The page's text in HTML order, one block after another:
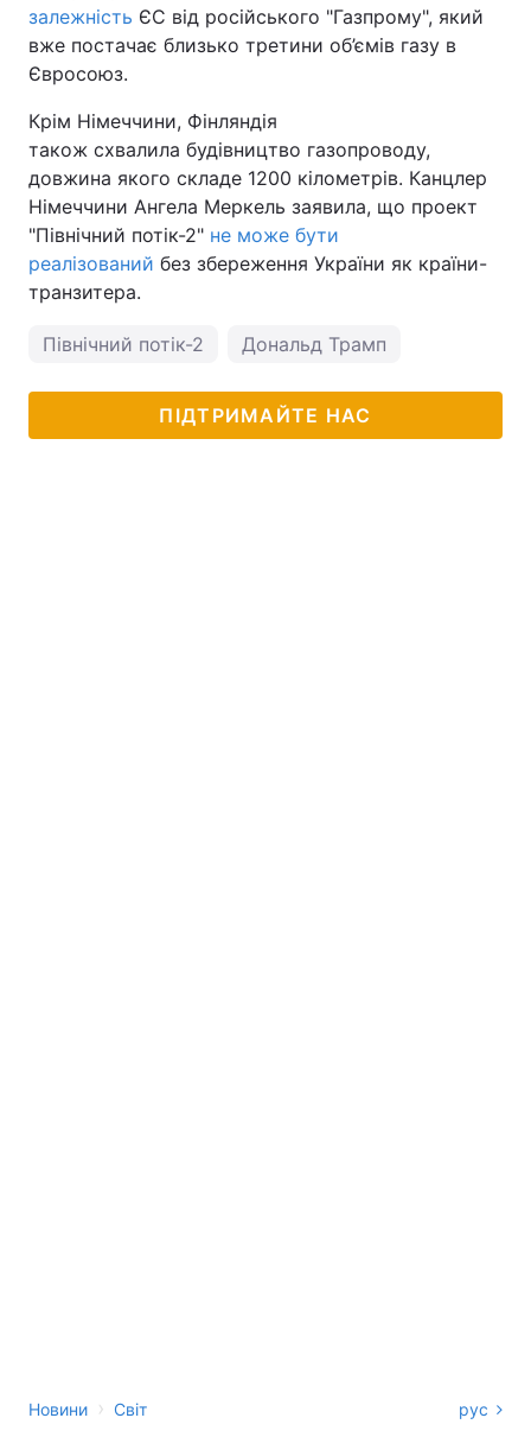
залежність ЄС від російського "Газпрому", який
вже постачає близько третини об’ємів газу в
Євросоюз.
Крім Німеччини, Фінляндія
також схвалила будівництво газопроводу,
довжина якого складе 1200 кілометрів. Канцлер
Німеччини Ангела Меркель заявила, що проект
"Північний потік-2" не може бути
реалізований без збереження України як країни-
транзитера.
Північний потік-2 Дональд Трамп
ПІДТРИМАЙТЕ НАС
Новини › Світ рус